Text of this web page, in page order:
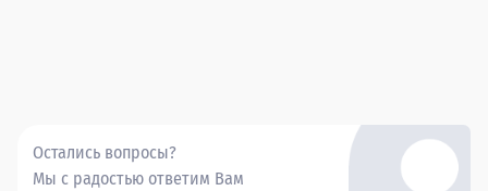
Остались вопросы?
Мы с радостью ответим Вам